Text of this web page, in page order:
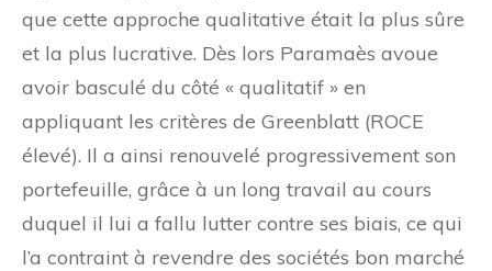
que cette approche qualitative était la plus sûre
et la plus lucrative. Dès lors Paramaès avoue
avoir basculé du côté « qualitatif » en
appliquant les critères de Greenblatt (ROCE
élevé). Il a ainsi renouvelé progressivement son
portefeuille, grâce à un long travail au cours
duquel il lui a fallu lutter contre ses biais, ce qui
l’a contraint à revendre des sociétés bon marché